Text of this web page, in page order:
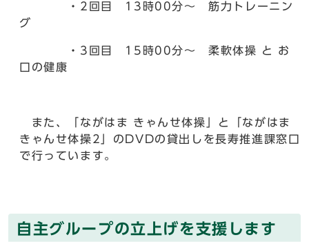
・2回目 13時00分～ 筋力トレーニン
グ
・3回目 15時00分～ 柔軟体操 と お
口の健康
また、「ながはま きゃんせ体操」と「ながはま
きゃんせ体操2」のDVDの貸出しを長寿推進課窓口
で行っています。
自主グループの立上げを支援します